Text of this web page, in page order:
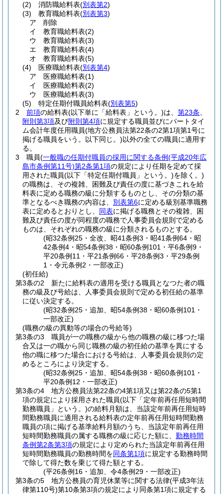
(2)
消防職給料表(別表第2)
(3)
教育職給料表(別表第3)
ア
削除
イ
教育職給料表(2)
ウ
教育職給料表(3)
エ
教育職給料表(4)
オ
教育職給料表(5)
(4)
医療職給料表(別表第4)
ア
医療職給料表(1)
イ
医療職給料表(2)
ウ
医療職給料表(3)
(5)
特定任期付職員給料表(別表第5)
2
前項の給料表(以下単に「給料表」という。)は、 第23条
附則第3項及び附則第4項に規定する職員並びにパートタイ
ム会計年度任用職員(地方公務員法第22条の2第1項第1号に
掲げる職員をいう。以下同じ。)以外の全ての職員に適用す
る。
3
職員(一般職の任期付職員の採用に関する条例(平成20年広
島市条例第11号)第2条第1項の規定により任期を定めて採
用された職員(以下「特定任期付職員」という。)を除く。)
の職務は、その複雑、困難及び責任の度に基づきこれを給
料表に定める職務の級に分類するものとし、その分類の基
準となるべき職務の内容は、 別表第6に定める級別基準職務
表に定めるとおりとし、 同表に掲げる職務とその複雑、困
難及び責任の度が同程度の職務で人事委員会規則で定める
ものは、それぞれの職務の級に分類されるものとする。
(昭32条例25・全改、昭41条例3・昭41条例64・昭
42条例4・昭54条例38・昭60条例101・平6条例9・
平20条例11・平21条例66・平28条例3・平29条例
1・令元条例2・一部改正)
(初任給)
第3条の2
新たに給料表の適用を受ける職員となつた者の職
務の級及び号給は、人事委員会規則で定める初任給の基準
に従い決定する。
(昭32条例25・追加、昭54条例38・昭60条例101・
一部改正)
(職務の級の異動等の場合の号給等)
第3条の3
職員が一の職務の級から他の職務の級に移つた場
合又は一の職から同じ職務の級の初任給の基準を異にする
他の職に移つた場合における号給は、人事委員会規則の定
めるところにより決定する。
(昭32条例25・追加、昭54条例38・昭60条例101・
平20条例12・一部改正)
第3条の4
地方公務員法第22条の4第1項又は第22条の5第1
項の規定により採用された職員(以下「定年前再任用短時間
勤務職員」という。)の給料月額は、当該定年前再任用短時
間勤務職員に適用される給料表の定年前再任用短時間勤務
職員の項に掲げる基準給料月額のうち、当該定年前再任用
短時間勤務職員の属する職務の級に応じた額に、 勤務時間
条例第2条第3項の規定により定められた当該定年前再任用
短時間勤務職員の勤務時間を同条第1項に規定する勤務時間
で除して得た数を乗じて得た額とする。
(平26条例16・追加、令4条例29・一部改正)
第3条の5
地方公務員の育児休業等に関する法律(平成3年法
律第110号)第10条第3項の規定により同条第1項に規定する